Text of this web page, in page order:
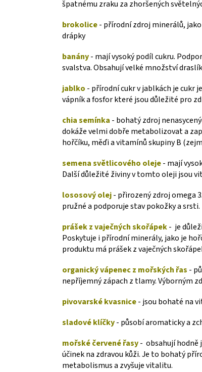
špatnému zraku za zhoršených
brokolice- přírodní zdroj minerálů,
drápky
banány- mají vysoký podíl cukru.
svalstva. Obsahují velké množství
jablko - přírodní cukr v jablkách je cukr
vápník a fosfor které jsou důležité pro
chia semínka - bohatý zdroj
dokáže velmi dobře metabolizovat a
hořčíku, měďi a vitamínů skupiny B
semena světlicového oleje- mají
Další důležité živiny v tomto oleji jsou
lososový olej- přirozený zdroj omega
pružné a podporuje stav pokožky a srsti.
prášek z vaječných skořápek- je
Poskytuje i přírodní minerály, jako je
produktu má prášek z vaječných
organický vápenec z mořských řas -
nepříjemný zápach z tlamy. Výborným
pivovarské kvasnice- jsou bohaté na
sladové klíčky- působí aromaticky a
mořské červené řasy- obsahují hodně
účinek na zdravou kůži. Je to bohatý
metabolismus a zvyšuje vitalitu.